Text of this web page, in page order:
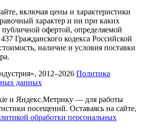
включая цены и характеристики
характер и ни при каких
публичной офертой, определяемой
Гражданского кодекса Российской
наличие и условия поставки
2012–2026 Политика
данных
и Яндекс.Метрику — для работы
посещений. Оставаясь на сайте,
обработки персональных